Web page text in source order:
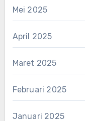
Mei 2025
April 2025
Maret 2025
Februari 2025
Januari 2025